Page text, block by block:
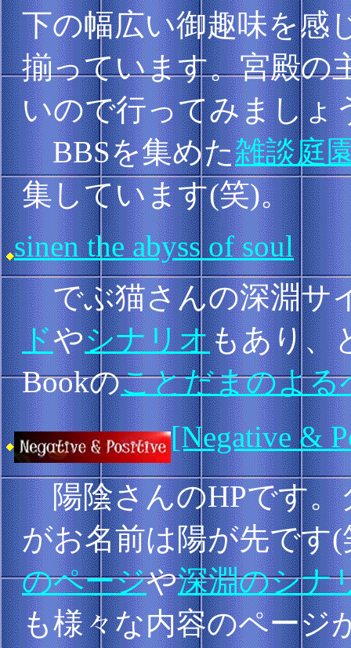
下の幅広い御趣味を感
揃っています。宮殿の
いので行ってみましょ
BBSを集めた雑談庭
集しています(笑)。
sinen the abyss of soul
でぶ猫さんの深淵サ
ドやシナリオもあり、
Bookのことだまのよる
[Negative &
陽陰さんのHPです。
がお名前は陽が先です(
のページや深淵のシナ
も様々な内容のページ